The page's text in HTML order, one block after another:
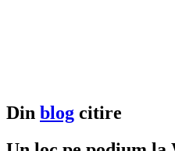
Din blog citire